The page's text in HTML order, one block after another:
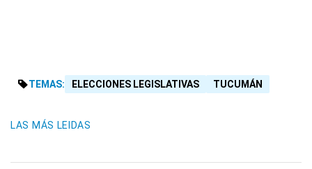
TEMAS: ELECCIONES LEGISLATIVAS TUCUMÁN
LAS MÁS LEIDAS